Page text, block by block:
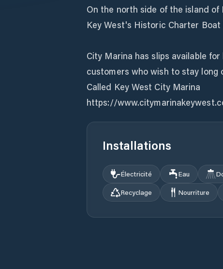
On the north side of the island
Key West's Historic Charter Boat
City Marina has slips available
customers who wish to stay long
Called Key West City Marina
https://
Installations
Électricité Eau
Recyclage
Nourriture